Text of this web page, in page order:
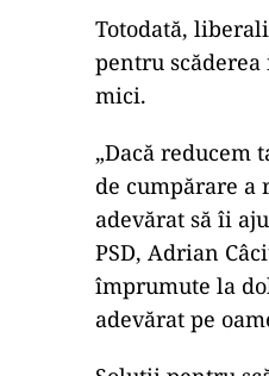
Totodată,
pentru
mici.
„Dacă reducem
de cumpărare a
adevărat să îi
PSD, Adrian
împrumute la
adevărat pe